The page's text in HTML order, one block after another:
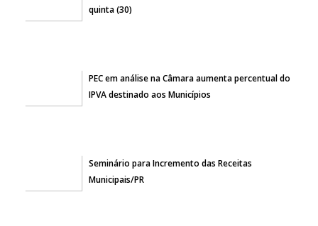
quinta (30)
PEC em análise na Câmara aumenta percentual do
IPVA destinado aos Municípios
Seminário para Incremento das Receitas
Municipais/PR